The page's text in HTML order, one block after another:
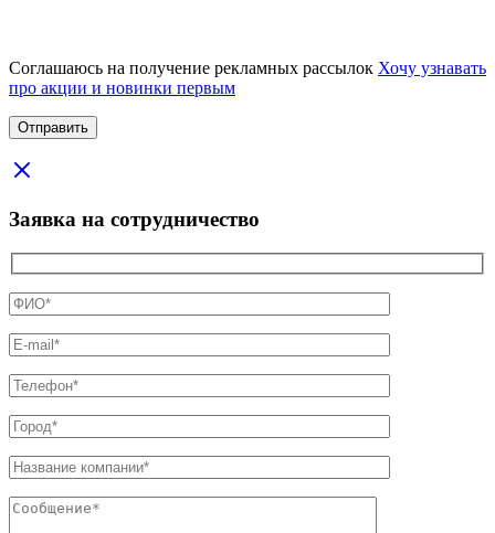
Соглашаюсь на получение рекламных рассылок Хочу узнавать
про акции и новинки первым
Заявка на сотрудничество